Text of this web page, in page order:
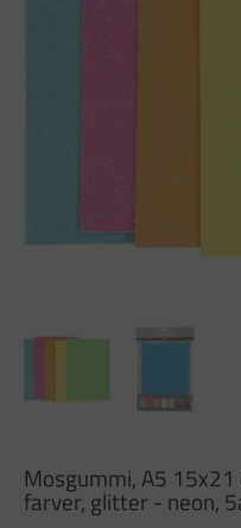
Mosgummi, A5
farver, glitter - neon,